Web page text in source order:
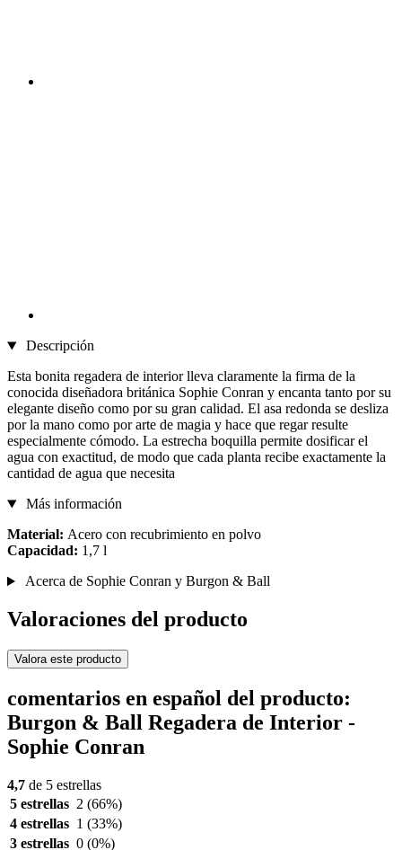
Descripción
Esta bonita regadera de interior lleva claramente la firma de la
conocida diseñadora británica Sophie Conran y encanta tanto por su
elegante diseño como por su gran calidad. El asa redonda se desliza
por la mano como por arte de magia y hace que regar resulte
especialmente cómodo. La estrecha boquilla permite dosificar el
agua con exactitud, de modo que cada planta recibe exactamente la
cantidad de agua que necesita
Más información
Material: Acero con recubrimiento en polvo
Capacidad: 1,7 l
Acerca de Sophie Conran y Burgon & Ball
Valoraciones del producto
Valora este producto
comentarios en español del producto:
Burgon & Ball Regadera de Interior -
Sophie Conran
4,7 de 5 estrellas
5 estrellas 2 (66%)
4 estrellas 1 (33%)
3 estrellas 0 (0%)